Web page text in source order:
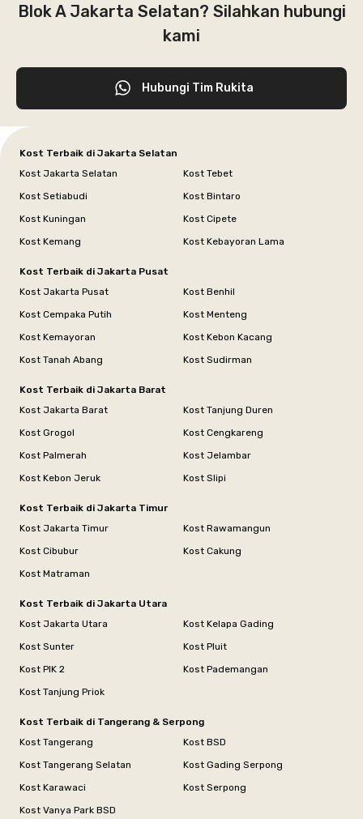
Blok A Jakarta Selatan? Silahkan hubungi
kami
Hubungi Tim Rukita
Kost Terbaik di Jakarta Selatan
Kost Jakarta Selatan
Kost Tebet
Kost Setiabudi
Kost Bintaro
Kost Kuningan
Kost Cipete
Kost Kemang
Kost Kebayoran Lama
Kost Terbaik di Jakarta Pusat
Kost Jakarta Pusat
Kost Benhil
Kost Cempaka Putih
Kost Menteng
Kost Kemayoran
Kost Kebon Kacang
Kost Tanah Abang
Kost Sudirman
Kost Terbaik di Jakarta Barat
Kost Jakarta Barat
Kost Tanjung Duren
Kost Grogol
Kost Cengkareng
Kost Palmerah
Kost Jelambar
Kost Kebon Jeruk
Kost Slipi
Kost Terbaik di Jakarta Timur
Kost Jakarta Timur
Kost Rawamangun
Kost Cibubur
Kost Cakung
Kost Matraman
Kost Terbaik di Jakarta Utara
Kost Jakarta Utara
Kost Kelapa Gading
Kost Sunter
Kost Pluit
Kost PIK 2
Kost Pademangan
Kost Tanjung Priok
Kost Terbaik di Tangerang & Serpong
Kost Tangerang
Kost BSD
Kost Tangerang Selatan
Kost Gading Serpong
Kost Karawaci
Kost Serpong
Kost Vanya Park BSD